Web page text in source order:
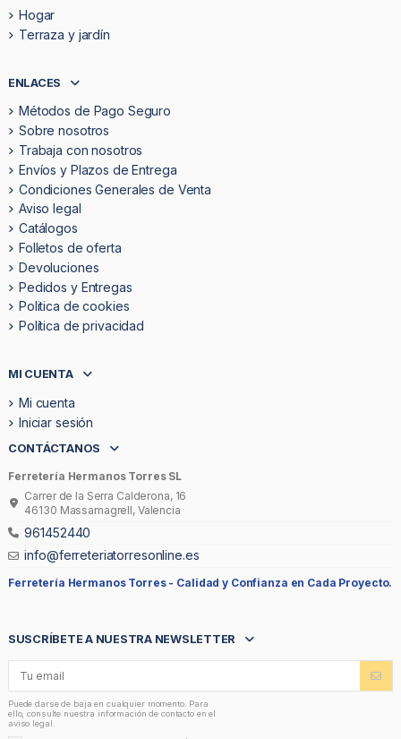
Hogar
Terraza y jardín
ENLACES
Métodos de Pago Seguro
Sobre nosotros
Trabaja con nosotros
Envíos y Plazos de Entrega
Condiciones Generales de Venta
Aviso legal
Catálogos
Folletos de oferta
Devoluciones
Pedidos y Entregas
Politica de cookies
Política de privacidad
MI CUENTA
Mi cuenta
Iniciar sesión
CONTÁCTANOS
Ferretería Hermanos Torres SL
Carrer de la Serra Calderona, 16
46130 Massamagrell, Valencia
961452440
info@ferreteriatorresonline.es
Ferretería Hermanos Torres - Calidad y Confianza en Cada Proyecto.
SUSCRÍBETE A NUESTRA NEWSLETTER
Puede darse de baja en cualquier momento. Para
ello, consulte nuestra información de contacto en el
aviso legal.